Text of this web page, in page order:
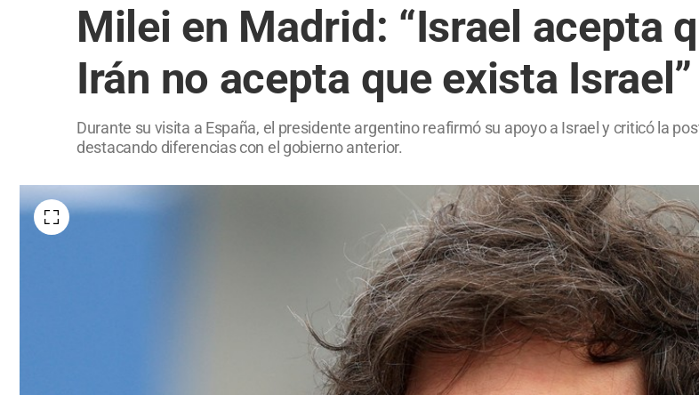
Milei en Madrid: “Israel acepta
Irán no acepta que exista Israel”
Durante su visita a España, el presidente argentino reafirmó su apoyo a Israel y criticó la
destacando diferencias con el gobierno anterior.